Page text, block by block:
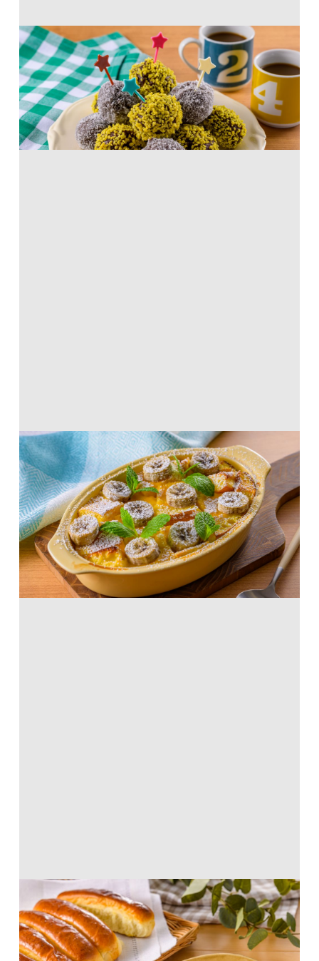
ボールドーナツ
ホットケーキミックス
ふわふわ！バナナのホットケーキプディ
ング
ホットケーキミックス
バットで出来る！ホットドッグパン